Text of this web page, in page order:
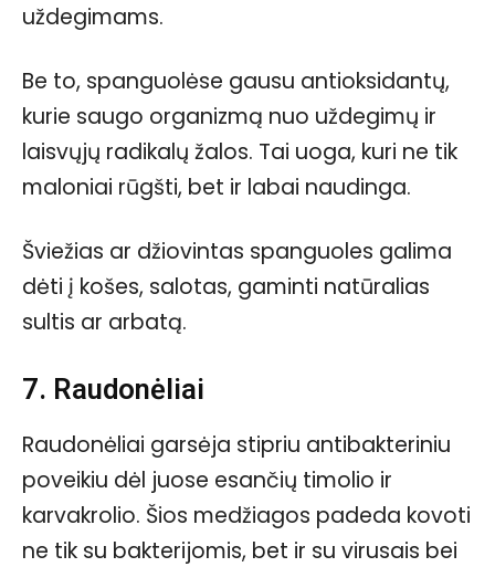
uždegimams.
Be to, spanguolėse gausu antioksidantų,
kurie saugo organizmą nuo uždegimų ir
laisvųjų radikalų žalos. Tai uoga, kuri ne tik
maloniai rūgšti, bet ir labai naudinga.
Šviežias ar džiovintas spanguoles galima
dėti į košes, salotas, gaminti natūralias
sultis ar arbatą.
7. Raudonėliai
Raudonėliai garsėja stipriu antibakteriniu
poveikiu dėl juose esančių timolio ir
karvakrolio. Šios medžiagos padeda kovoti
ne tik su bakterijomis, bet ir su virusais bei